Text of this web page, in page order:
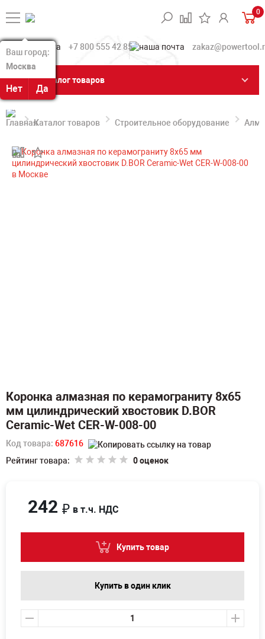
Ваш город:
Москва
Нет Да
Ваш город:
Москва
Нет Да
0
+7 800 555 42 85
Каталог товаров
Каталог товаров Строительное оборудование
Коронка алмазная по керамограниту 8х65
мм цилиндрический хвостовик D.BOR
Ceramic-Wet CER-W-008-00
Код товара: 687616
Рейтинг товара:
0 оценок
242 ₽ в т.ч. НДС
Купить товар
Купить в один клик